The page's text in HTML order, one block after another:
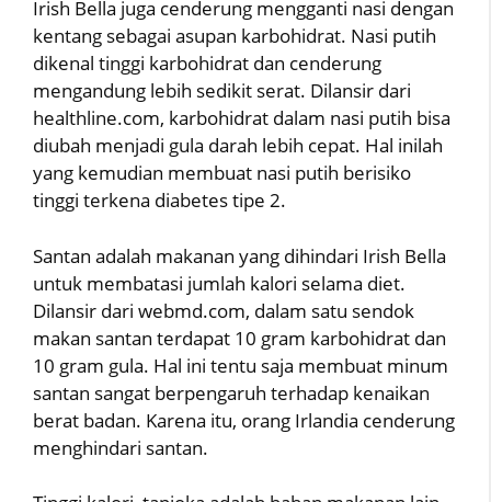
Irish Bella juga cenderung mengganti nasi dengan
kentang sebagai asupan karbohidrat. Nasi putih
dikenal tinggi karbohidrat dan cenderung
mengandung lebih sedikit serat. Dilansir dari
healthline.com, karbohidrat dalam nasi putih bisa
diubah menjadi gula darah lebih cepat. Hal inilah
yang kemudian membuat nasi putih berisiko
tinggi terkena diabetes tipe 2.
Santan adalah makanan yang dihindari Irish Bella
untuk membatasi jumlah kalori selama diet.
Dilansir dari webmd.com, dalam satu sendok
makan santan terdapat 10 gram karbohidrat dan
10 gram gula. Hal ini tentu saja membuat minum
santan sangat berpengaruh terhadap kenaikan
berat badan. Karena itu, orang Irlandia cenderung
menghindari santan.